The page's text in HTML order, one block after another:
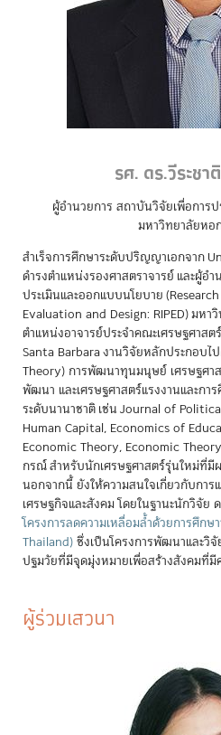
รศ. ดร.วีระชา
ผู้อำนวยการ สถาบันวิจัยเพื่อการ
มหาวิทยาลัยหอ
สำเร็จการศึกษาระดับปริญญาเอกจาก
ดำรงตำแหน่งรองศาสตราจารย์ และผู้อ
ประเมินและออกแบบนโยบาย
Evaluation and Design: RIPED) มหา
ตำแหน่งอาจารย์ประจำคณะเศรษฐศา
Santa Barbara งานวิจัยหลักประกอ
Theory) การพัฒนาทุนมนุษย์ เศรษฐศา
พัฒนา และเศรษฐศาสตร์แรงงานและกา
ระดับนานาชาติ เช่น Journal of
Human Capital, Economics of
Economic Theory, Economic
กรณ์ สำหรับนักเศรษฐศาสตร์รุ่นใหม่ที่มี
นอกจากนี้ ยังให้ความสนใจเกี่ยวกับกา
เศรษฐกิจและสังคม โดยในฐานะนักวิจัย
โครงการลดความเหลื่อมล้ำด้วยการศึก
Thailand)ซึ่งเป็นโครงการพัฒนาและวิ
ปฐมวัยที่มีจุดมุ่งหมายเพื่อสร้างสังคมที่มี
ผู้ร่วมเสวนา